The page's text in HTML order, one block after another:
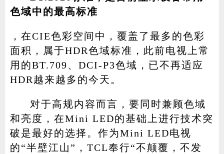
色域中的最高标准
，在CIE色彩空间中，覆盖了最多的色彩
面积，属于HDR色域标准，此前电视上常
用的BT.709、DCI-P3色域，已不再适应
HDR越来越多的今天。
对于高规内容而言，要同时兼顾色域
和亮度，在Mini LED的基础上进行技术突
破是最好的选择。作为Mini LED电视
的“半壁江山”，TCL奉行“不颠覆，不发